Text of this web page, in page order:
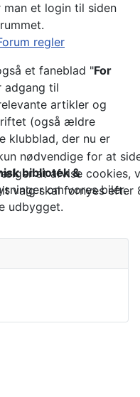
man et login til siden
regler
et faneblad "For
adgang til
artikler og
(også ældre
klubblad, der nu er
bibliotek &
om vores biler.
udbygget.
nødvendige for at
at afvise cookies,
valg skal fornyes efter